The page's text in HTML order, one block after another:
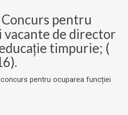
pentru
de director
timpurie; (
pentru ocuparea funcției